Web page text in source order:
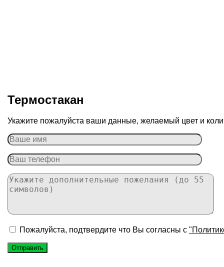
Термостакан
Укажите пожалуйста ваши данные, желаемый цвет и
Пожалуйста, подтвердите что Вы согласны с